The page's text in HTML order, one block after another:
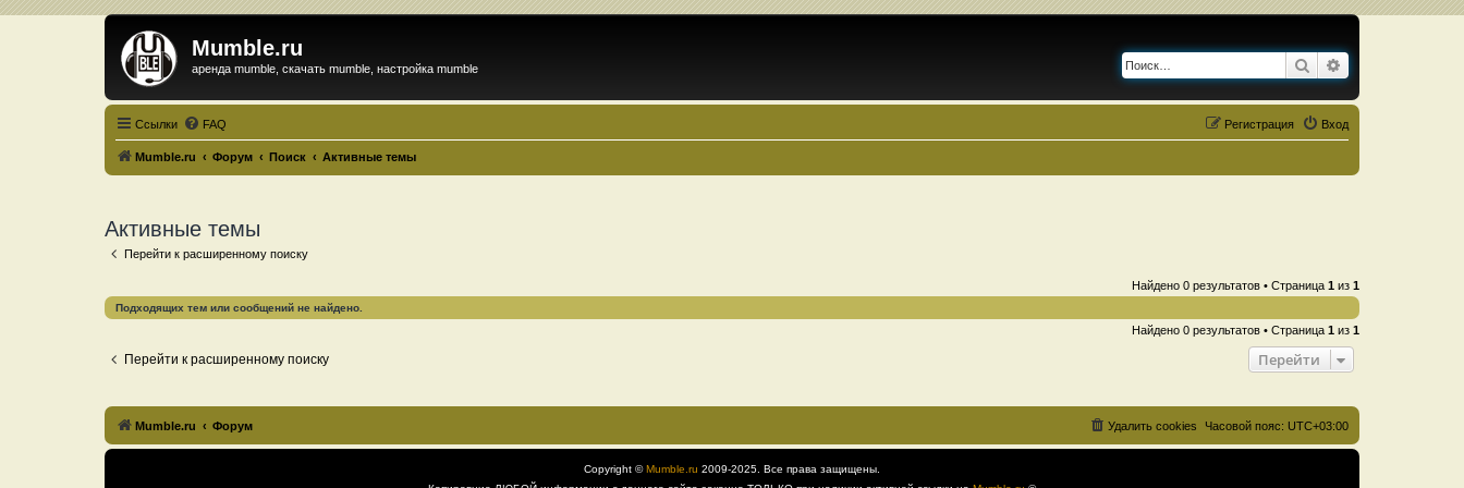
Mumble.ru
аренда mumble, скачать mumble, настройка mumble Поиск
Ссылки FAQ Вход
Регистрация
Mumble.ru Форум Поиск Активные темы
Активные темы
Перейти к расширенному поиску
Найдено 0 результатов • Страница 1 из 1
Подходящих тем или сообщений не найдено.
Найдено 0 результатов • Страница 1 из 1
Перейти к расширенному поиску Перейти
Mumble.ru Форум Часовой пояс: UTC+03:00
Удалить cookies
Copyright ©Mumble.ru 2009-2025. Все права защищены.